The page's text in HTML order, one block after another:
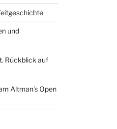
und
Rückblick auf
Altman’s Open